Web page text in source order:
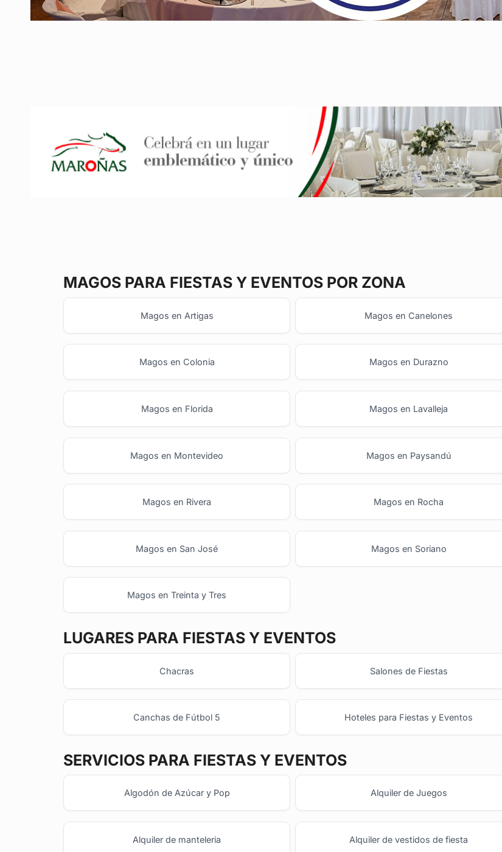
MAGOS PARA FIESTAS Y EVENTOS POR ZONA
Magos en Artigas Magos en Canelones
Magos en Colonia Magos en Durazno
Magos en Florida Magos en Lavalleja
Magos en Montevideo Magos en Paysandú
Magos en Rivera Magos en Rocha
Magos en San José Magos en Soriano
Magos en Treinta y Tres
LUGARES PARA FIESTAS Y EVENTOS
Chacras Salones de Fiestas
Canchas de Fútbol 5 Hoteles para Fiestas y Eventos
SERVICIOS PARA FIESTAS Y EVENTOS
Algodón de Azúcar y Pop Alquiler de Juegos
Alquiler de manteleria Alquiler de vestidos de fiesta